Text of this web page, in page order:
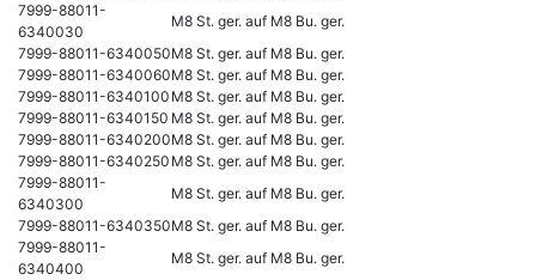
7999-88011-
6340030
M8 St. ger. auf M8 Bu. ger.
7999-88011-6340050M8 St. ger. auf M8 Bu. ger.
7999-88011-6340060M8 St. ger. auf M8 Bu. ger.
7999-88011-6340100 M8 St. ger. auf M8 Bu. ger.
7999-88011-6340150 M8 St. ger. auf M8 Bu. ger.
7999-88011-6340200M8 St. ger. auf M8 Bu. ger.
7999-88011-6340250 M8 St. ger. auf M8 Bu. ger.
7999-88011-
6340300
M8 St. ger. auf M8 Bu. ger.
7999-88011-6340350M8 St. ger. auf M8 Bu. ger.
7999-88011-
6340400
M8 St. ger. auf M8 Bu. ger.